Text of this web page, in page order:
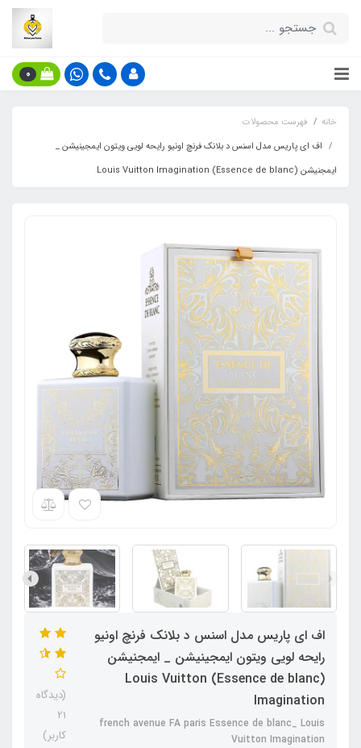
0
خانه
فهرست محصولات
اف ای پاریس مدل اسنس د بلانک فرنچ اونیو رایحه لویی ویتون ایمجینیشن _
ایمجنیشن (Essence de blanc) Louis Vuitton Imagination
اف ای پاریس مدل اسنس د بلانک فرنچ اونیو
رایحه لویی ویتون ایمجینیشن _ ایمجنیشن
(Essence de blanc) Louis Vuitton
Imagination
french avenue FA paris Essence de blanc_ Louis
Vuitton Imagination
(دیدگاه
21
کاربر)